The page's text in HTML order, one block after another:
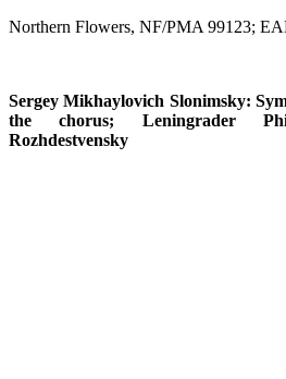
Northern Flowers, NF/PMA 99123;
Sergey Mikhaylovich Slonimsky:
the chorus; Leningrader
Rozhdestvensky